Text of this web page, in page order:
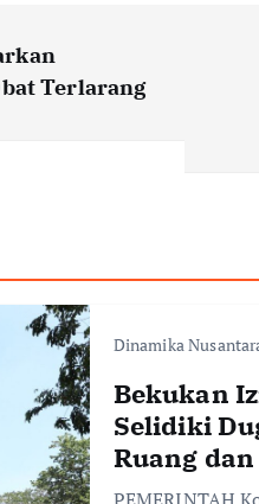
Terlarang
Dinamika
Bekukan
Selidiki
Ruang dan